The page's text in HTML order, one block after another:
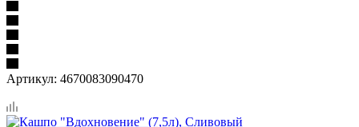
Артикул: 4670083090470